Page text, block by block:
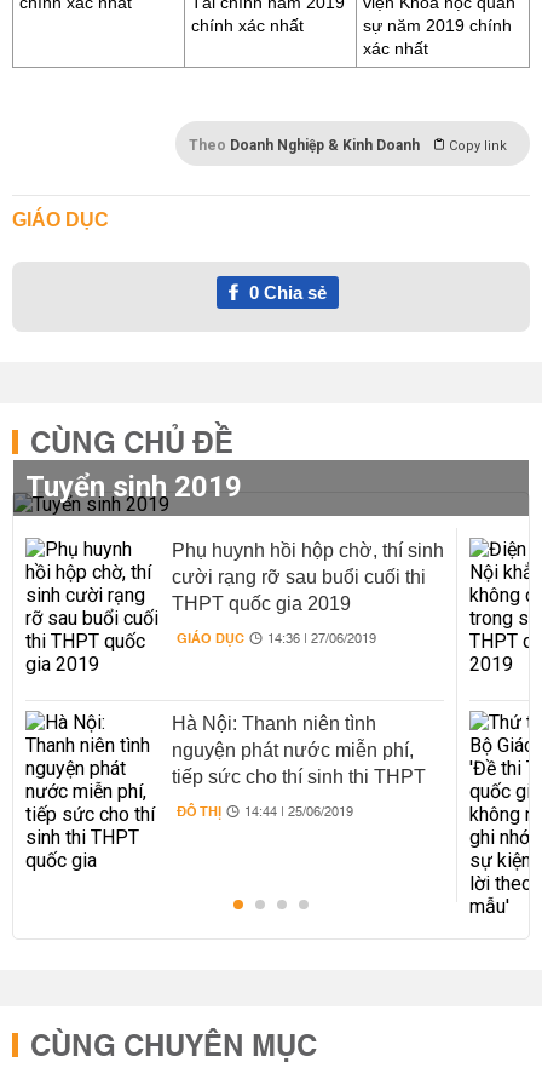
chính xác nhất
sự năm 2019 chính
xác nhất
Theo Doanh Nghiệp & Kinh Doanh Copy link
GIÁO DỤC
0Chia sẻ
CÙNG CHỦ ĐỀ
Tuyển sinh 2019
Phụ huynh hồi hộp chờ, thí sinh
cười rạng rỡ sau buổi cuối thi
THPT quốc gia 2019
GIÁO DỤC 14:36 | 27/06/2019
Hà Nội: Thanh niên tình
nguyện phát nước miễn phí,
tiếp sức cho thí sinh thi THPT
quốc gia
ĐÔ THỊ 14:44 | 25/06/2019
CÙNG CHUYÊN MỤC